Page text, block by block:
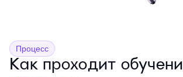
Процесс
Как проходит